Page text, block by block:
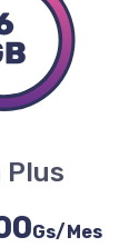
Plus
Gs/Mes